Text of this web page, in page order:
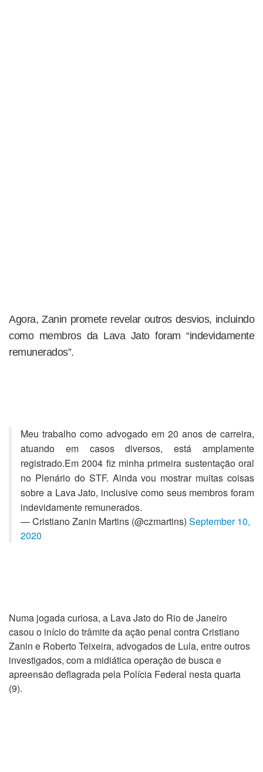
Agora, Zanin promete revelar outros desvios, incluindo
como membros da Lava Jato foram “indevidamente
remunerados”.
Meu trabalho como advogado em 20 anos de carreira,
atuando em casos diversos, está amplamente
registrado.Em 2004 fiz minha primeira sustentação oral
no Plenário do STF. Ainda vou mostrar muitas coisas
sobre a Lava Jato, inclusive como seus membros foram
indevidamente remunerados.
— Cristiano Zanin Martins (@czmartins) September 10,
2020
Numa jogada curiosa, a Lava Jato do Rio de Janeiro
casou o início do trâmite da ação penal contra Cristiano
Zanin e Roberto Teixeira, advogados de Lula, entre outros
investigados, com a midiática operação de busca e
apreensão deflagrada pela Polícia Federal nesta quarta
(9).